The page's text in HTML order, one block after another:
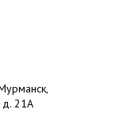
д. 21А